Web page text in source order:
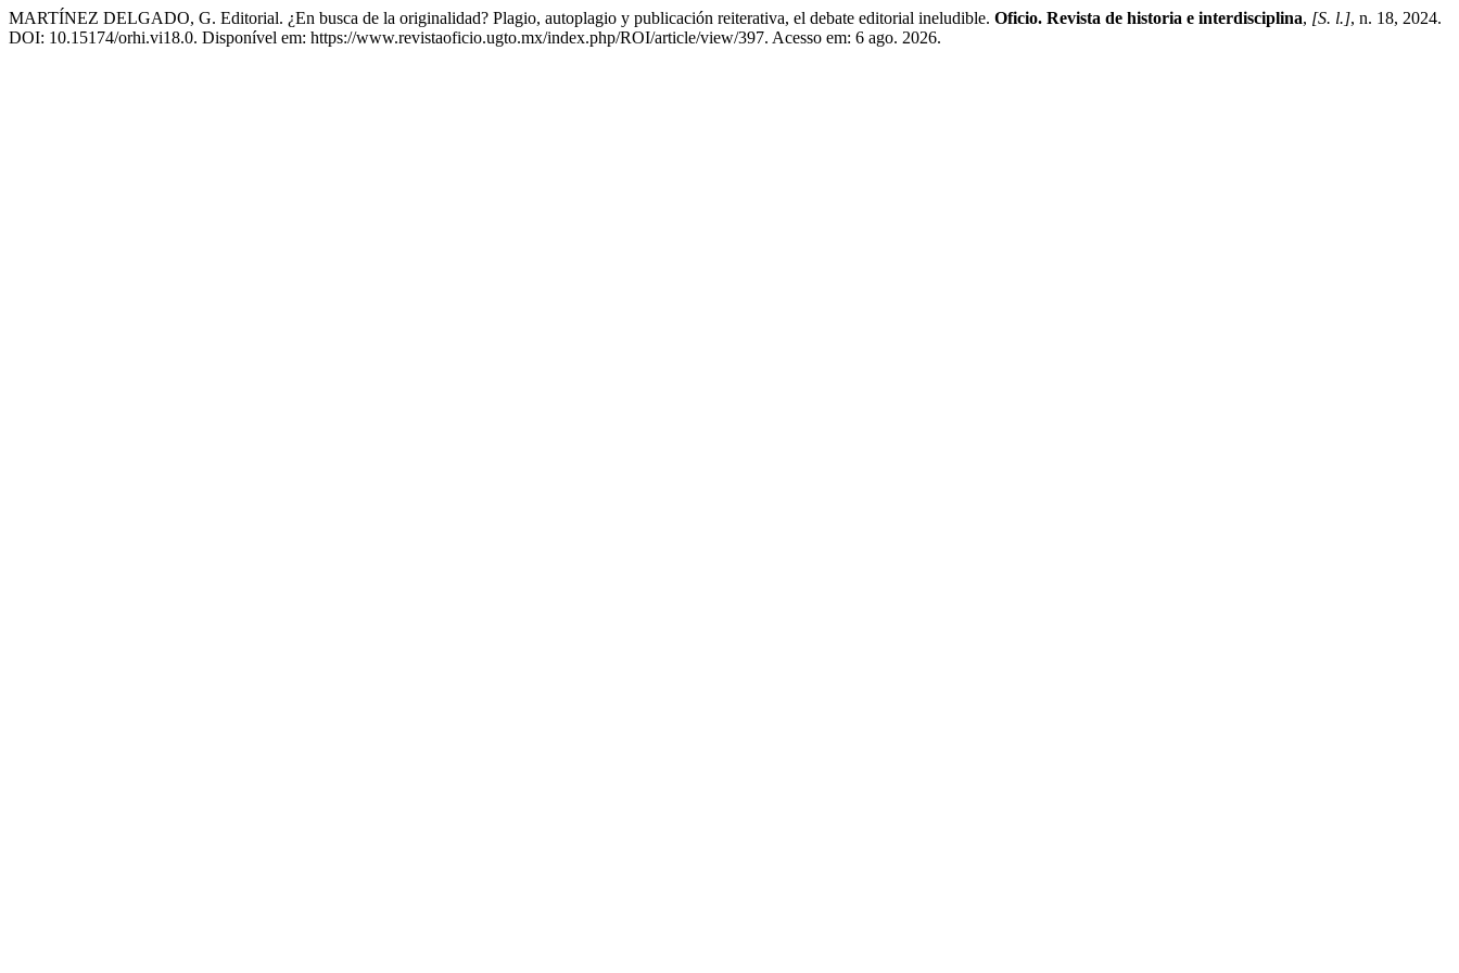
MARTÍNEZ DELGADO, G. Editorial. ¿En busca de la originalidad? Plagio, autoplagio y publicación reiterativa, el debate editorial ineludible. Oficio. Revista de historia e interdisciplina, [S. l.], n. 18, 2024.
DOI: 10.15174/orhi.vi18.0. Disponível em: https://www.revistaoficio.ugto.mx/index.php/ROI/article/view/397. Acesso em: 6 ago. 2026.